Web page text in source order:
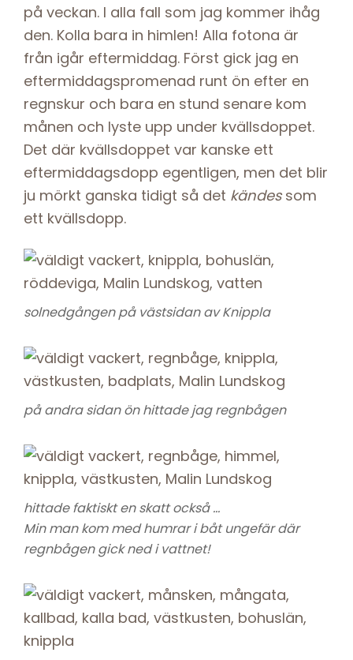
på veckan. I alla fall som jag kommer ihåg
den. Kolla bara in himlen! Alla fotona är
från igår eftermiddag. Först gick jag en
eftermiddagspromenad runt ön efter en
regnskur och bara en stund senare kom
månen och lyste upp under kvällsdoppet.
Det där kvällsdoppet var kanske ett
eftermiddagsdopp egentligen, men det blir
ju mörkt ganska tidigt så det kändessom
ett kvällsdopp.
solnedgången på västsidan av Knippla
på andra sidan ön hittade jag regnbågen
hittade faktiskt en skatt också …
Min man kom med humrar i båt ungefär där
regnbågen gick ned i vattnet!